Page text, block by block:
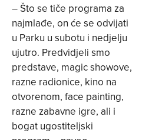
– Što se tiče programa za
najmlađe, on će se odvijati
u Parku u subotu i nedjelju
ujutro. Predvidjeli smo
predstave, magic showove,
razne radionice, kino na
otvorenom, face painting,
razne zabavne igre, ali i
bogat ugostiteljski